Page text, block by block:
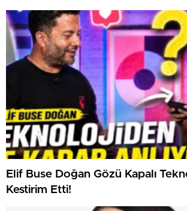
Elif Buse Doğan Gözü Kapalı
Kestirim Etti!